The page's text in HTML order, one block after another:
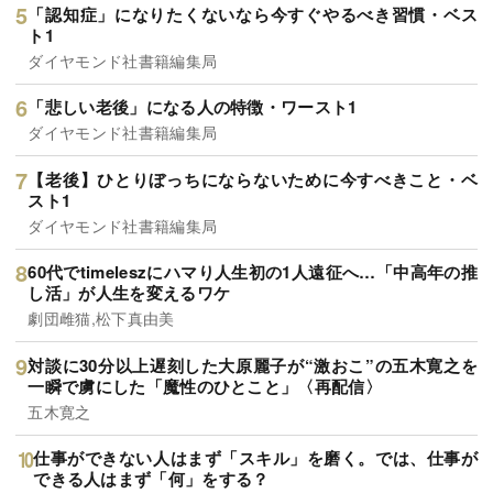
「認知症」になりたくないなら今すぐやるべき習慣・ベス
ト1
ダイヤモンド社書籍編集局
「悲しい老後」になる人の特徴・ワースト1
ダイヤモンド社書籍編集局
【老後】ひとりぼっちにならないために今すべきこと・ベ
スト1
ダイヤモンド社書籍編集局
60代でtimeleszにハマり人生初の1人遠征へ…「中高年の推
し活」が人生を変えるワケ
劇団雌猫,松下真由美
対談に30分以上遅刻した大原麗子が“激おこ”の五木寛之を
一瞬で虜にした「魔性のひとこと」〈再配信〉
五木寛之
仕事ができない人はまず「スキル」を磨く。では、仕事が
できる人はまず「何」をする？